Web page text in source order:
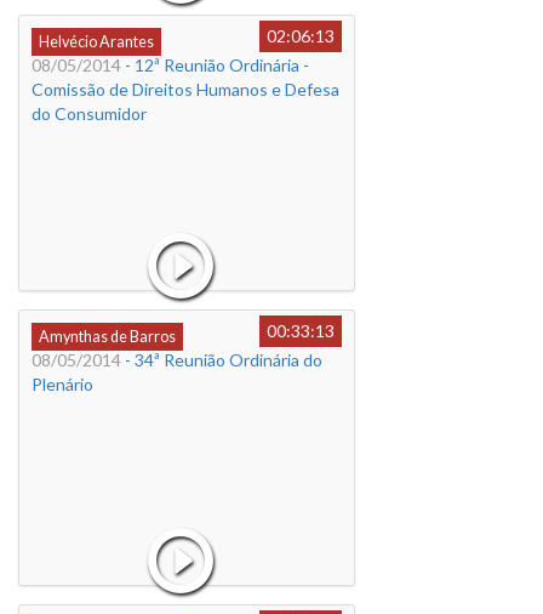
Helvécio Arantes
02:06:13
08/05/2014 - 12ª Reunião Ordinária -
Comissão de Direitos Humanos e Defesa
do Consumidor
Amynthas de Barros
00:33:13
08/05/2014 - 34ª Reunião Ordinária do
Plenário